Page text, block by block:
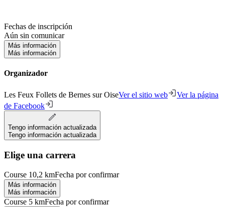
Fechas de inscripción
Aún sin comunicar
Más información
Más información
Organizador
Les Feux Follets de Bernes sur OiseVer el sitio web
Ver la página
de Facebook
Tengo información actualizada
Tengo información actualizada
Elige una carrera
Course 10,2 kmFecha por confirmar
Más información
Más información
Course 5 kmFecha por confirmar